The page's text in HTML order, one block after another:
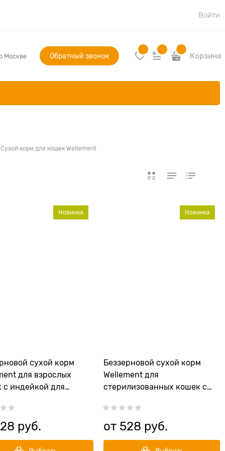
Войти
Москве Обратный звонок Корзина
Сухой корм для кошек Wellement
сухой корм
для взрослых
с индейкой для
Adult Cat
Новинка
руб.
Беззерновой сухой корм
Wellement для
стерилизованных кошек с
Sterilized Cat Turkey with
Rabbit
Новинка
от 528 руб.